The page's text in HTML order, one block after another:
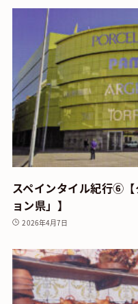
スペインタイル紀行⑥【
ョン県」】
2026年4月7日